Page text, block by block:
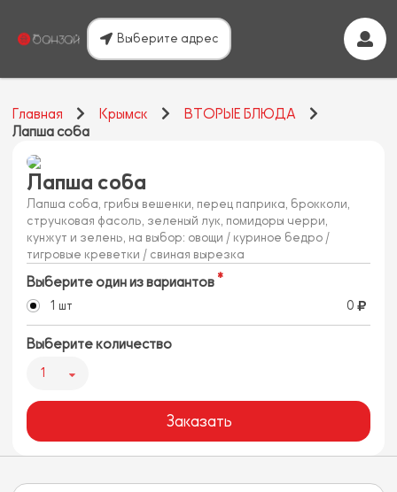
Выберите адрес
Главная Крымск
ВТОРЫЕ БЛЮДА
Лапша соба
Лапша соба
Лапша соба, грибы вешенки, перец паприка, брокколи,
стручковая фасоль, зеленый лук, помидоры черри,
кунжут и зелень, на выбор: овощи / куриное бедро /
тигровые креветки / свиная вырезка
Выберите один из вариантов
1 шт 0
Выберите количество
1
Заказать